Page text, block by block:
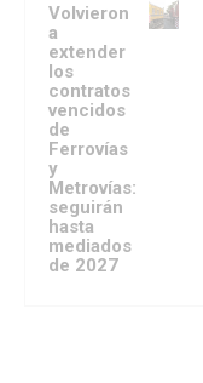
Volvieron
a
extender
los
contratos
vencidos
de
Ferrovías
y
Metrovías:
seguirán
hasta
mediados
de 2027